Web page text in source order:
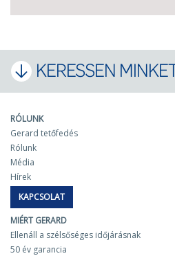
KERESSEN
RÓLUNK
Gerard tetőfedés
Rólunk
Média
Hírek
KAPCSOLAT
MIÉRT GERARD
Ellenáll a szélsőséges időjárásnak
50 év garancia